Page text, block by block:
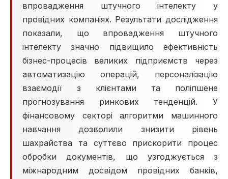
впровадження штучного інтелекту у
провідних компаніях. Результати дослідження
показали, що впровадження штучного
інтелекту значно підвищило ефективність
бізнес-процесів великих підприємств через
автоматизацію операцій, персоналізацію
взаємодії з клієнтами та поліпшене
прогнозування ринкових тенденцій. У
фінансовому секторі алгоритми машинного
навчання дозволили знизити рівень
шахрайства та суттєво прискорити процес
обробки документів, що узгоджується з
міжнародним досвідом провідних банків,